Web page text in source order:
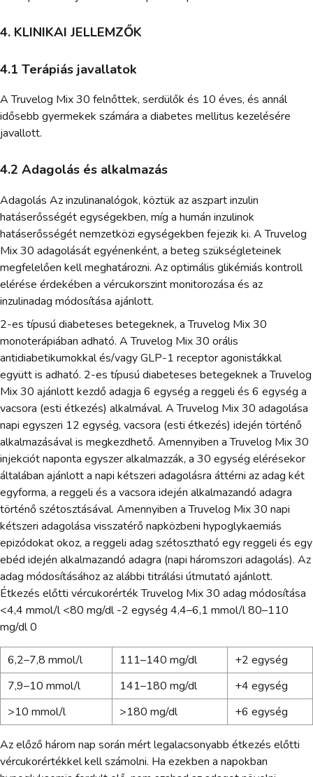
4. KLINIKAI JELLEMZŐK
4.1 Terápiás javallatok
A Truvelog Mix 30 felnőttek, serdülők és 10 éves, és annál
idősebb gyermekek számára a diabetes mellitus kezelésére
javallott.
4.2 Adagolás és alkalmazás
Adagolás Az inzulinanalógok, köztük az aszpart inzulin
hatáserősségét egységekben, míg a humán inzulinok
hatáserősségét nemzetközi egységekben fejezik ki. A Truvelog
Mix 30 adagolását egyénenként, a beteg szükségleteinek
megfelelően kell meghatározni. Az optimális glikémiás kontroll
elérése érdekében a vércukorszint monitorozása és az
inzulinadag módosítása ajánlott.
2-es típusú diabeteses betegeknek, a Truvelog Mix 30
monoterápiában adható. A Truvelog Mix 30 orális
antidiabetikumokkal és/vagy GLP-1 receptor agonistákkal
együtt is adható. 2-es típusú diabeteses betegeknek a Truvelog
Mix 30 ajánlott kezdő adagja 6 egység a reggeli és 6 egység a
vacsora (esti étkezés) alkalmával. A Truvelog Mix 30 adagolása
napi egyszeri 12 egység, vacsora (esti étkezés) idején történő
alkalmazásával is megkezdhető. Amennyiben a Truvelog Mix 30
injekciót naponta egyszer alkalmazzák, a 30 egység elérésekor
általában ajánlott a napi kétszeri adagolásra áttérni az adag két
egyforma, a reggeli és a vacsora idején alkalmazandó adagra
történő szétosztásával. Amennyiben a Truvelog Mix 30 napi
kétszeri adagolása visszatérő napközbeni hypoglykaemiás
epizódokat okoz, a reggeli adag szétosztható egy reggeli és egy
ebéd idején alkalmazandó adagra (napi háromszori adagolás). Az
adag módosításához az alábbi titrálási útmutató ajánlott.
Étkezés előtti vércukorérték Truvelog Mix 30 adag módosítása
<4,4 mmol/l <80 mg/dl -2 egység 4,4–6,1 mmol/l 80–110
mg/dl 0
6,2–7,8 mmol/l 111–140 mg/dl
+2 egység
7,9–10 mmol/l
141–180 mg/dl
+4 egység
>10 mmol/l
>180 mg/dl +6 egység
Az előző három nap során mért legalacsonyabb étkezés előtti
vércukorértékkel kell számolni. Ha ezekben a napokban